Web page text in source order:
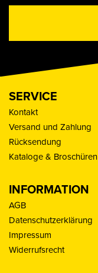
SERVICE
Kontakt
Versand und Zahlung
Rücksendung
Kataloge & Broschüren
INFORMATION
AGB
Datenschutzerklärung
Impressum
Widerrufsrecht